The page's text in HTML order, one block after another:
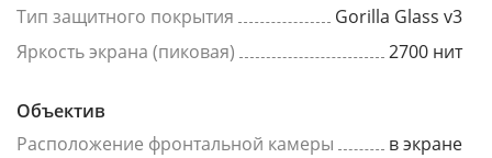
Тип защитного покрытия
Gorilla Glass v3
Яркость экрана (пиковая)
2700 нит
Объектив
Расположение фронтальной камеры
в экране